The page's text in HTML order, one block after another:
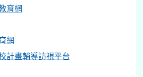
育網
網
計畫輔導訪視平台